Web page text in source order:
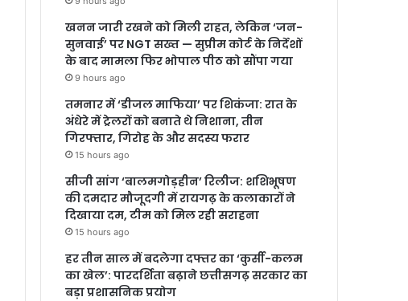
खनन जारी रखने को मिली राहत, लेकिन ‘जन-
सुनवाई’ पर NGT सख्त — सुप्रीम कोर्ट के निर्देशों
के बाद मामला फिर भोपाल पीठ को सौंपा गया
9 hours ago
तमनार में ‘डीजल माफिया’ पर शिकंजा: रात के
अंधेरे में ट्रेलरों को बनाते थे निशाना, तीन
गिरफ्तार, गिरोह के और सदस्य फरार
15 hours ago
सीजी सांग ‘बालमगोड़हीन’ रिलीज: शशिभूषण
की दमदार मौजूदगी में रायगढ़ के कलाकारों ने
दिखाया दम, टीम को मिल रही सराहना
15 hours ago
हर तीन साल में बदलेगा दफ्तर का ‘कुर्सी-कलम
का खेल’: पारदर्शिता बढ़ाने छत्तीसगढ़ सरकार का
बड़ा प्रशासनिक प्रयोग